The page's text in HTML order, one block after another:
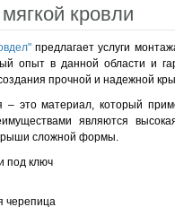
кровли
предлагает услуги
опыт в данной области и
прочной и надежной
– это материал, который
являются
сложной формы.
под ключ
черепица